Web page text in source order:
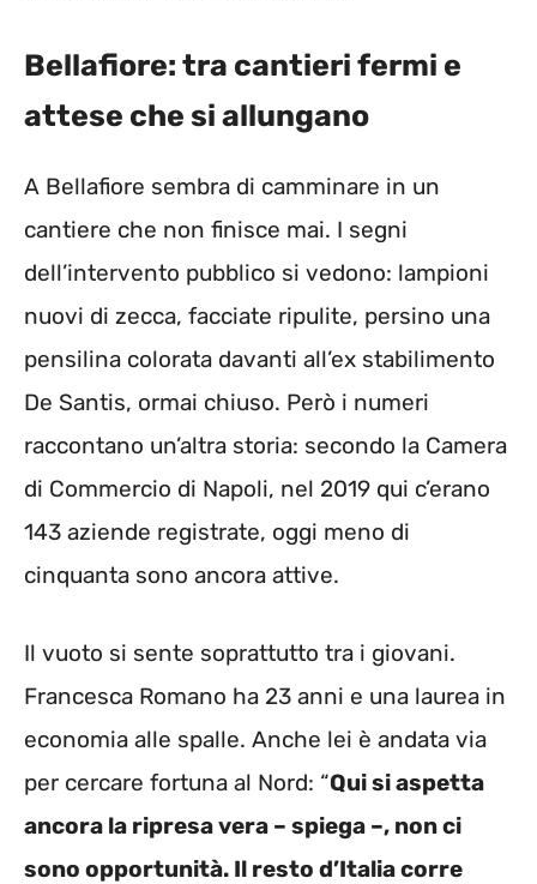
Bellafiore: tra cantieri fermi e
attese che si allungano
A Bellafiore sembra di camminare in un
cantiere che non finisce mai. I segni
dell’intervento pubblico si vedono: lampioni
nuovi di zecca, facciate ripulite, persino una
pensilina colorata davanti all’ex stabilimento
De Santis, ormai chiuso. Però i numeri
raccontano un’altra storia: secondo la Camera
di Commercio di Napoli, nel 2019 qui c’erano
143 aziende registrate, oggi meno di
cinquanta sono ancora attive.
Il vuoto si sente soprattutto tra i giovani.
Francesca Romano ha 23 anni e una laurea in
economia alle spalle. Anche lei è andata via
per cercare fortuna al Nord: “Qui si aspetta
ancora la ripresa vera – spiega –, non ci
sono opportunità. Il resto d’Italia corre